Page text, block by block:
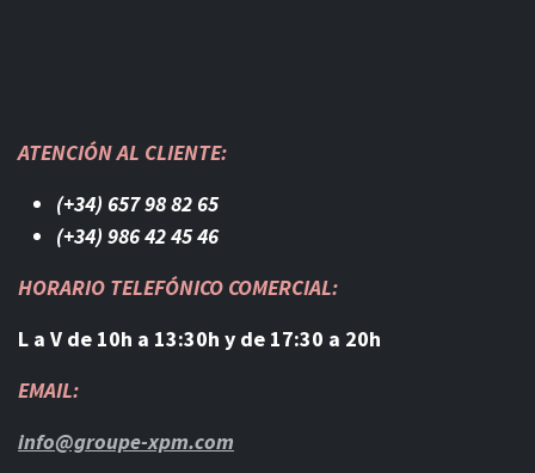
ATENCIÓN AL CLIENTE:
(+34) 657 98 82 65
(+34) 986 42 45 46​
HORARIO TELEFÓNICO COMERCIAL:
L a V de 10h a 13:30h y de 17:30 a 20h
EMAIL:
info@groupe-xpm.com